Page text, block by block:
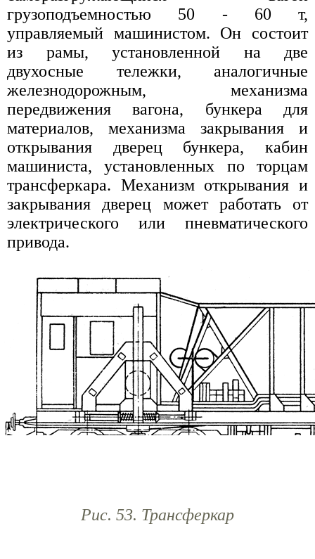
грузоподъемностью 50 - 60 т,
управляемый машинистом. Он состоит
из рамы, установленной на две
двухосные тележки, аналогичные
железнодорожным, механизма
передвижения вагона, бункера для
материалов, механизма закрывания и
открывания дверец бункера, кабин
машиниста, установленных по торцам
трансферкара. Механизм открывания и
закрывания дверец может работать от
электрического или пневматического
привода.
Рис. 53. Трансферкар